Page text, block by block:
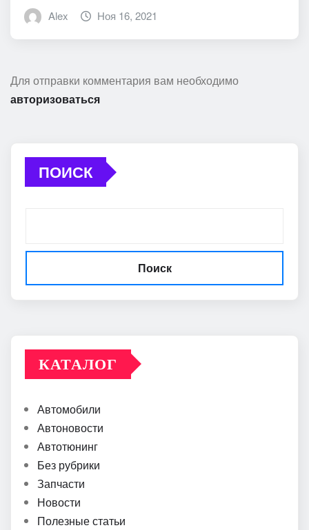
Alex Ноя 16, 2021
Для отправки комментария вам необходимо
авторизоваться
ПОИСК
Поиск
КАТАЛОГ
Автомобили
Автоновости
Автотюнинг
Без рубрики
Запчасти
Новости
Полезные статьи